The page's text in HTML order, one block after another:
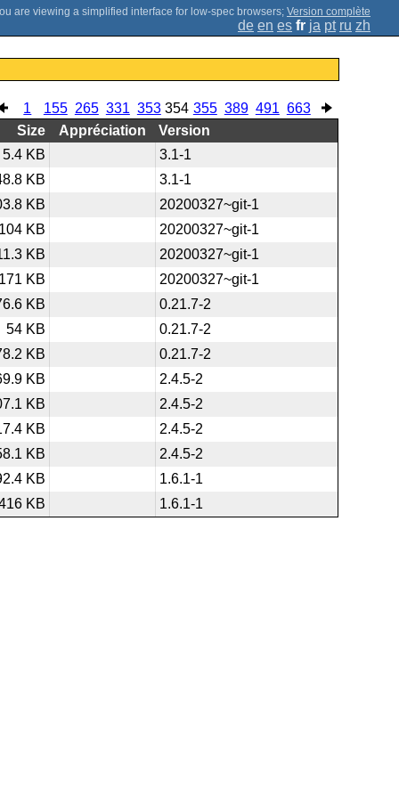
; Version complète
de en es fr ja pt ru zh
1 155 265 331 353 354 355 389 491 663
Size Appréciation
Version
5.4 KB
3.1-1
KB
3.1-1
KB
20200327~git-1
104 KB
20200327~git-1
KB
20200327~git-1
171 KB
20200327~git-1
KB
0.21.7-2
54 KB
0.21.7-2
KB
0.21.7-2
KB
2.4.5-2
KB
2.4.5-2
KB
2.4.5-2
KB
2.4.5-2
KB
1.6.1-1
KB 1.6.1-1